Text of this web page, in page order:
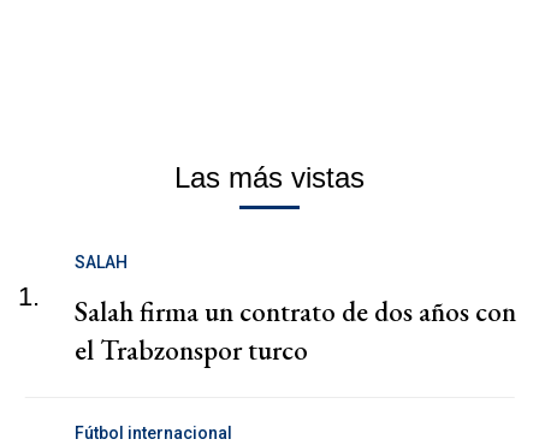
Las más vistas
1.
SALAH
Salah firma un contrato de dos años con
el Trabzonspor turco
Fútbol internacional